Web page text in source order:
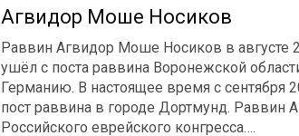
Агвидор Моше Носиков
Раввин Агвидор Моше Носиков в августе
ушёл с поста раввина Воронежской
Германию. В настоящее время с сентября
пост раввина в городе Дортмунд. Раввин
Российского еврейского конгресса….